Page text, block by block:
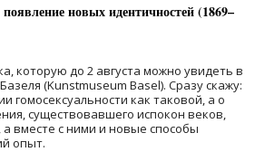
новых идентичностей (1869–
которую до 2 августа можно увидеть в
(Kunstmuseum Basel). Сразу скажу:
гомосексуальности как таковой, а о
существовавшего испокон веков,
вместе с ними и новые способы
опыт.